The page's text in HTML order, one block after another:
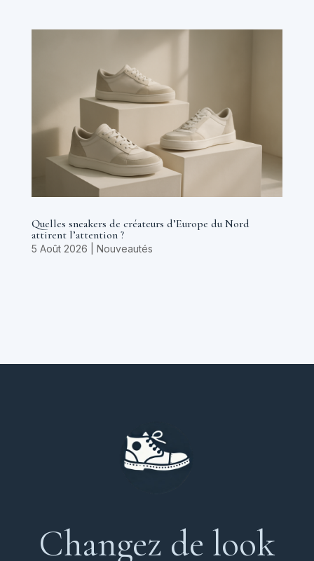
Quelles sneakers de créateurs d’Europe du Nord
attirent l’attention ?
5 Août 2026 Nouveautés
Changez de look